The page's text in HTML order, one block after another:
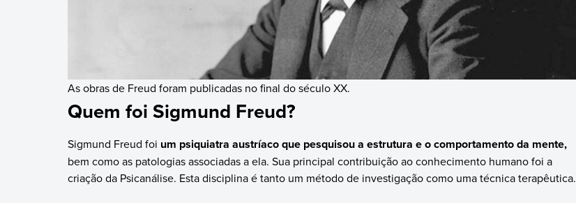
As obras de Freud foram publicadas no final do século XX.
Quem foi Sigmund Freud?
Sigmund Freud foi um psiquiatra austríaco que pesquisou a estrutura e o comportamento da mente,
bem como as patologias associadas a ela. Sua principal contribuição ao conhecimento humano foi a
criação da Psicanálise. Esta disciplina é tanto um método de investigação como uma técnica terapêutica.